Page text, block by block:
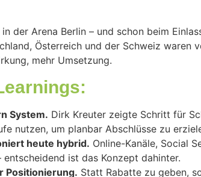
der Arena Berlin – und schon beim
Österreich und der Schweiz waren
mehr Umsetzung.
System. Dirk Kreuter zeigte Schritt für
nutzen, um planbar Abschlüsse zu
heute hybrid. Online-Kanäle, Social
ist das Konzept dahinter.
Positionierung. Statt Rabatte zu geben,